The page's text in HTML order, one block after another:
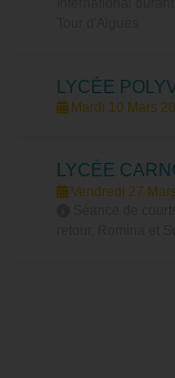
LYCÉE
Mardi 10 Mars
LYCÉE
Vendredi 27